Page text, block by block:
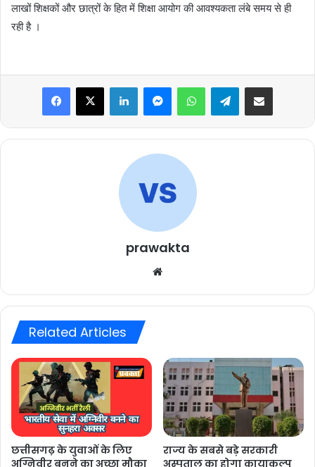
लाखों शिक्षकों और छात्रों के हित में शिक्षा आयोग की आवश्यकता लंबे समय से ही
रही है ।
Facebook
X LinkedInMessengerWhatsAppTelegramShare via Email
prawakta
Related Articles
छत्तीसगढ़ के युवाओं के लिए
अग्निवीर बनने का अच्छा मौका
राज्य के सबसे बड़े सरकारी
अस्पताल का होगा कायाकल्प